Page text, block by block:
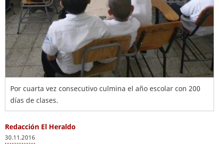
Por cuarta vez consecutivo culmina el año escolar con 200
días de clases.
Redacción El Heraldo
30.11.2016